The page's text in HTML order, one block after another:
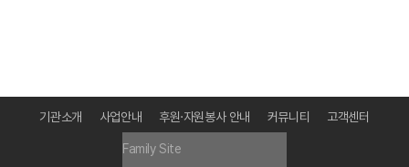
기관소개 사업안내 후원·자원봉사 안내 커뮤니티 고객센터
Family Site